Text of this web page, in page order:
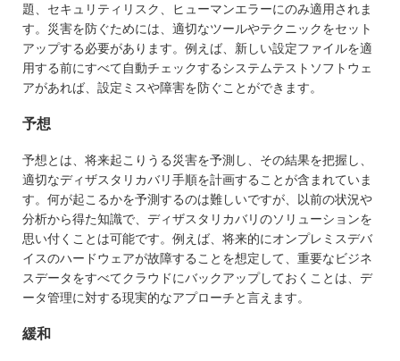
題、セキュリティリスク、ヒューマンエラーにのみ適用されま
す。災害を防ぐためには、適切なツールやテクニックをセット
アップする必要があります。例えば、新しい設定ファイルを適
用する前にすべて自動チェックするシステムテストソフトウェ
アがあれば、設定ミスや障害を防ぐことができます。
予想
予想とは、将来起こりうる災害を予測し、その結果を把握し、
適切なディザスタリカバリ手順を計画することが含まれていま
す。何が起こるかを予測するのは難しいですが、以前の状況や
分析から得た知識で、ディザスタリカバリのソリューションを
思い付くことは可能です。例えば、将来的にオンプレミスデバ
イスのハードウェアが故障することを想定して、重要なビジネ
スデータをすべてクラウドにバックアップしておくことは、デ
ータ管理に対する現実的なアプローチと言えます。
緩和